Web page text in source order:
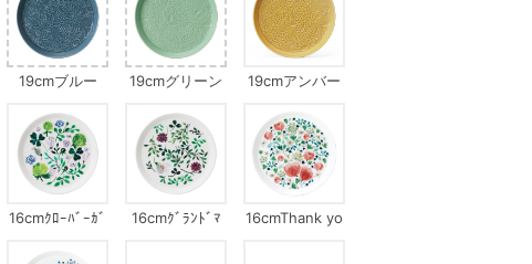
19cmブルー 19cmグリーン 19cmアンバー
16cmｸﾛｰﾊﾞｰｶﾞ
16cmｸﾞﾗﾝﾄﾞﾏ
16cmThank yo